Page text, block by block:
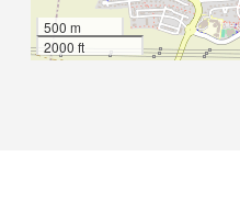
500 m
2000 ft